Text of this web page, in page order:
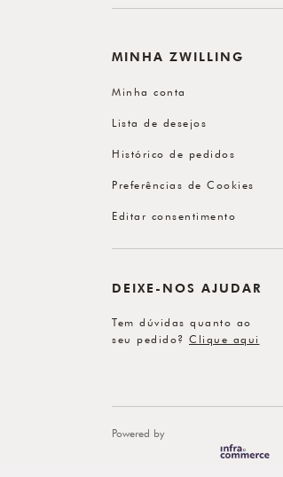
MINHA ZWILLING
Minha conta
Lista de desejos
Histórico de pedidos
Preferências de Cookies
Editar consentimento
DEIXE-NOS AJUDAR
Tem dúvidas quanto ao
seu pedido? Clique aqui
Powered by